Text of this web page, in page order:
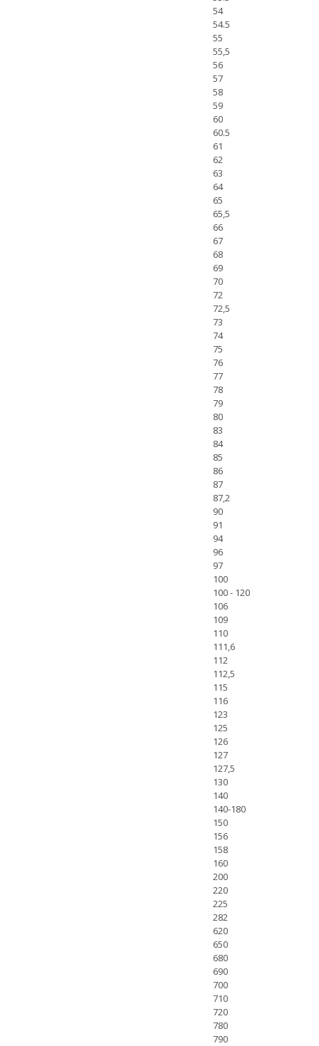
54
54.5
55
55,5
56
57
58
59
60
60.5
61
62
63
64
65
65,5
66
67
68
69
70
72
72,5
73
74
75
76
77
78
79
80
83
84
85
86
87
87,2
90
91
94
96
97
100
100 - 120
106
109
110
111,6
112
112,5
115
116
123
125
126
127
127,5
130
140
140-180
150
156
158
160
200
220
225
282
620
650
680
690
700
710
720
780
790